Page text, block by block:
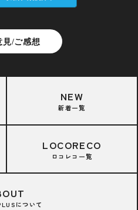
NEW
新着一覧
LOCORECO
ロコレコ一覧
について